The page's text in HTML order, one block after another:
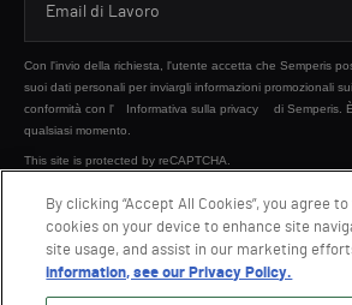
Con l'invio della richiesta, l'utente accetta che Semperis
suoi dati personali per inviargli informazioni promozionali
conformità con l'
Informativa sulla privacy
di Semperis.
qualsiasi momento.
This site is protected by reCAPTCHA.
INVIA
By clicking “Accept All Cookies”, you agree
cookies on your device to enhance site
site usage, and assist in our marketing
information, see our Privacy Policy.